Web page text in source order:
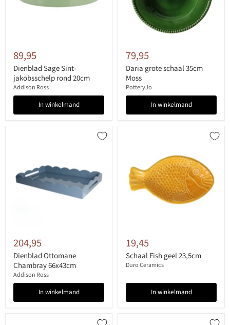
89,95
Dienblad Sage Sint-
jakobsschelp rond 20cm
Addison Ross
In winkelmand
79,95
Daria grote schaal 35cm
Moss
PotteryJo
In winkelmand
204,95
Dienblad Ottomane
Chambray 66x43cm
Addison Ross
In winkelmand
19,45
Schaal Fish geel 23,5cm
Duro Ceramics
In winkelmand